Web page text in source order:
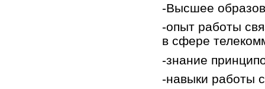
-Высшее
-опыт работы
в сфере
-знание
-навыки работы